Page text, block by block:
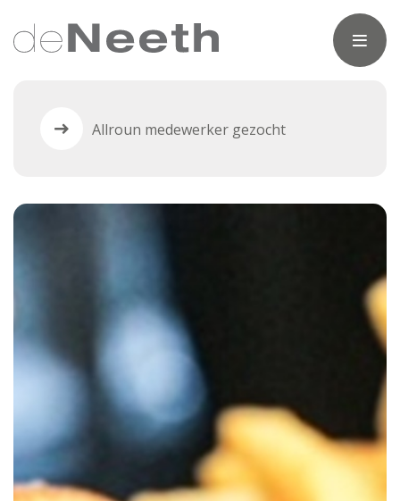
Allroun medewerker gezocht